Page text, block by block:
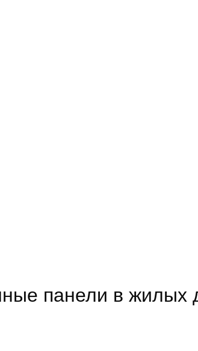
панели в жилых